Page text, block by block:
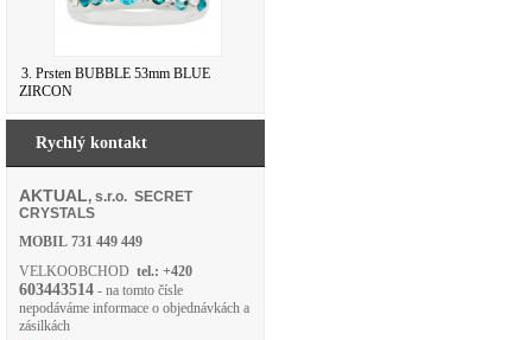
3. Prsten BUBBLE 53mm BLUE
ZIRCON
Rychlý kontakt
AKTUAL, s.r.o. SECRET
CRYSTALS
MOBIL 731 449 449
VELKOOBCHOD tel.: +420
603443514 - na tomto čísle
nepodáváme informace o objednávkách a
zásilkách